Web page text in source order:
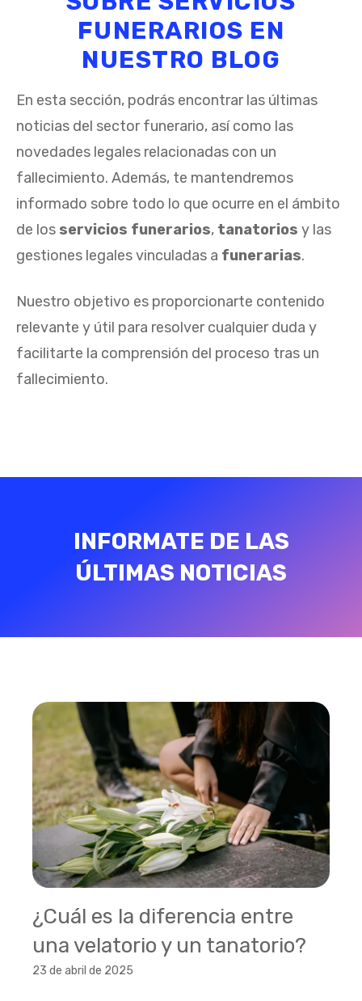
FUNERARIOS EN
NUESTRO BLOG
En esta sección, podrás encontrar las últimas
noticias del sector funerario, así como las
novedades legales relacionadas con un
fallecimiento. Además, te mantendremos
informado sobre todo lo que ocurre en el ámbito
de los servicios funerarios, tanatorios y las
gestiones legales vinculadas a funerarias.
Nuestro objetivo es proporcionarte contenido
relevante y útil para resolver cualquier duda y
facilitarte la comprensión del proceso tras un
fallecimiento.
INFORMATE DE LAS
ÚLTIMAS NOTICIAS
¿Cuál es la diferencia entre
una velatorio y un tanatorio?
23 de abril de 2025